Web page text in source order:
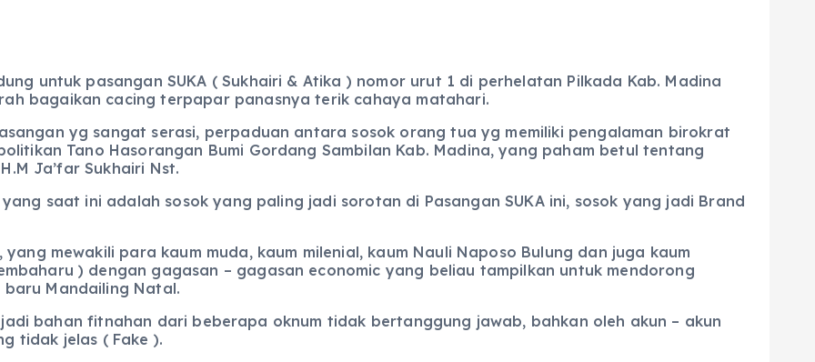
untuk pasangan SUKA ( Sukhairi & Atika ) nomor urut 1 di perhelatan Pilkada Kab. Madina
bagaikan cacing terpapar panasnya terik cahaya matahari.
yg sangat serasi, perpaduan antara sosok orang tua yg memiliki pengalaman birokrat
Tano Hasorangan Bumi Gordang Sambilan Kab. Madina, yang paham betul tentang
Ja’far Sukhairi Nst.
saat ini adalah sosok yang paling jadi sorotan di Pasangan SUKA ini, sosok yang jadi Brand
mewakili para kaum muda, kaum milenial, kaum Nauli Naposo Bulung dan juga kaum
) dengan gagasan – gagasan economic yang beliau tampilkan untuk mendorong
Mandailing Natal.
bahan fitnahan dari beberapa oknum tidak bertanggung jawab, bahkan oleh akun – akun
tidak jelas ( Fake ).